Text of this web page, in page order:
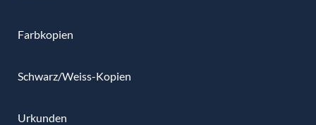
Farbkopien
Schwarz/Weiss-Kopien
Urkunden